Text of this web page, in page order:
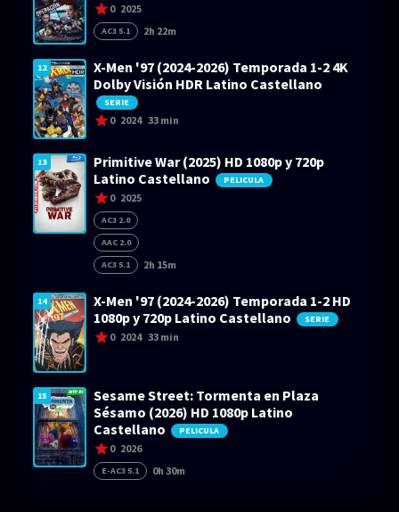
0 2025
AC3 5.1 2h 22m
12
X-Men '97 (2024-2026) Temporada 1-2 4K
Dolby Visión HDR Latino Castellano
SERIE
0 2024 33 min
13
Primitive War (2025) HD 1080p y 720p
Latino Castellano
PELICULA
0 2025
AC3 2.0
AAC 2.0
AC3 5.1
2h 15m
14
X-Men '97 (2024-2026) Temporada 1-2 HD
1080p y 720p Latino Castellano
SERIE
0 2024 33 min
15
Sesame Street: Tormenta en Plaza
Sésamo (2026) HD 1080p Latino
Castellano
PELICULA
0 2026
E-AC3 5.1 0h 30m